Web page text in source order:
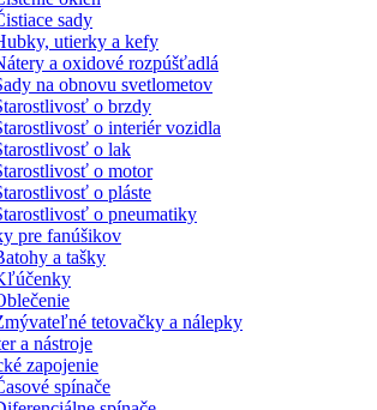
sady
utierky a kefy
a oxidové rozpúšťadlá
na obnovu svetlometov
o brzdy
o interiér vozidla
o lak
o motor
o pláste
o pneumatiky
pre fanúšikov
a tašky
tetovačky a nálepky
a nástroje
zapojenie
spínače